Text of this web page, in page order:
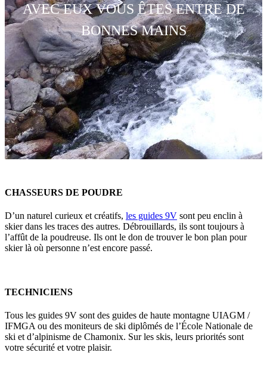
AVEC EUX VOUS ÊTES ENTRE DE
BONNES MAINS
CHASSEURS DE POUDRE
D’un naturel curieux et créatifs, les guides 9V sont peu enclin à
skier dans les traces des autres. Débrouillards, ils sont toujours à
l’affût de la poudreuse. Ils ont le don de trouver le bon plan pour
skier là où personne n’est encore passé.
TECHNICIENS
Tous les guides 9V sont des guides de haute montagne UIAGM /
IFMGA ou des moniteurs de ski diplômés de l’École Nationale de
ski et d’alpinisme de Chamonix. Sur les skis, leurs priorités sont
votre sécurité et votre plaisir.